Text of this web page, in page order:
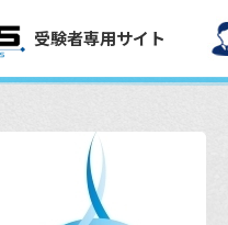
受験者専用サイト